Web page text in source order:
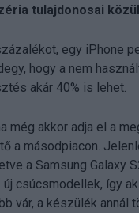
tulajdonosai
egy iPhone
hogy a nem
akár 40% is lehet.
még akkor adja el a
a másodpiacon.
a Samsung Galaxy
csúcsmodellek, így
vár, a készülék annál